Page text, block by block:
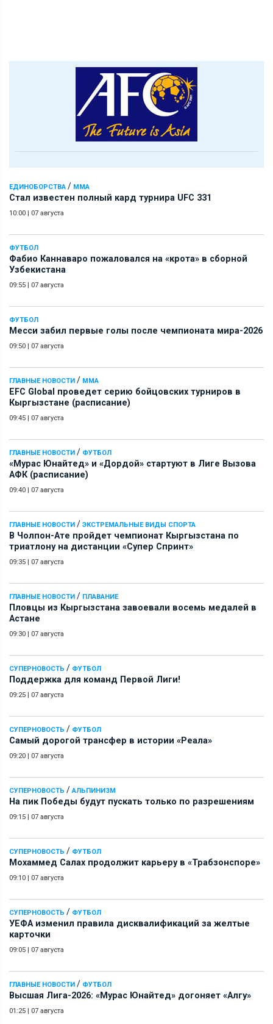
ЕДИНОБОРСТВА / ММА
Стал известен полный кард турнира UFC 331
10:00 | 07 августа
ФУТБОЛ
Фабио Каннаваро пожаловался на «крота» в сборной
Узбекистана
09:55 | 07 августа
ФУТБОЛ
Месси забил первые голы после чемпионата мира-2026
09:50 | 07 августа
ГЛАВНЫЕ НОВОСТИ / ММА
EFC Global проведет серию бойцовских турниров в
Кыргызстане (расписание)
09:45 | 07 августа
ГЛАВНЫЕ НОВОСТИ / ФУТБОЛ
«Мурас Юнайтед» и «Дордой» стартуют в Лиге Вызова
АФК (расписание)
09:40 | 07 августа
ГЛАВНЫЕ НОВОСТИ / ЭКСТРЕМАЛЬНЫЕ ВИДЫ СПОРТА
В Чолпон-Ате пройдет чемпионат Кыргызстана по
триатлону на дистанции «Супер Спринт»
09:35 | 07 августа
ГЛАВНЫЕ НОВОСТИ / ПЛАВАНИЕ
Пловцы из Кыргызстана завоевали восемь медалей в
Астане
09:30 | 07 августа
СУПЕРНОВОСТЬ / ФУТБОЛ
Поддержка для команд Первой Лиги!
09:25 | 07 августа
СУПЕРНОВОСТЬ / ФУТБОЛ
Самый дорогой трансфер в истории «Реала»
09:20 | 07 августа
СУПЕРНОВОСТЬ / АЛЬПИНИЗМ
На пик Победы будут пускать только по разрешениям
09:15 | 07 августа
СУПЕРНОВОСТЬ / ФУТБОЛ
Мохаммед Салах продолжит карьеру в «Трабзонспоре»
09:10 | 07 августа
СУПЕРНОВОСТЬ / ФУТБОЛ
УЕФА изменил правила дисквалификаций за желтые
карточки
09:05 | 07 августа
ГЛАВНЫЕ НОВОСТИ / ФУТБОЛ
Высшая Лига-2026: «Мурас Юнайтед» догоняет «Алгу»
01:25 | 07 августа